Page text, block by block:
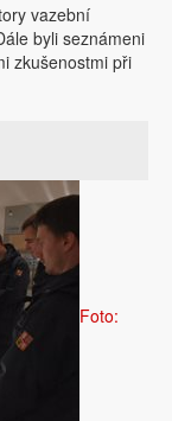
vazební
byli seznámeni
zkušenostmi při
Foto: